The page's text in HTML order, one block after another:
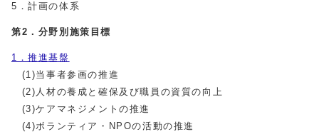
5．計画の体系
第2．分野別施策目標
1．推進基盤
(1)当事者参画の推進
(2)人材の養成と確保及び職員の資質の向上
(3)ケアマネジメントの推進
(4)ボランティア・NPOの活動の推進